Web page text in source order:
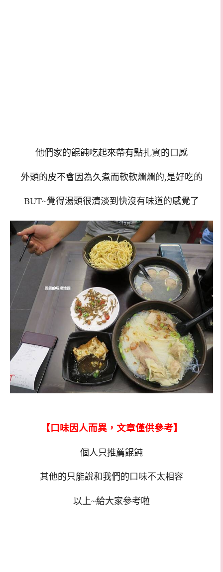
他們家的餛飩吃起來帶有點扎實的口感
外頭的皮不會因為久煮而軟軟爛爛的,是好吃的
BUT~覺得湯頭很清淡到快沒有味道的感覺了
【口味因人而異，文章僅供參考】
個人只推薦餛飩
其他的只能說和我們的口味不太相容
以上~給大家參考啦